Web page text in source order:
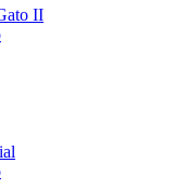
II